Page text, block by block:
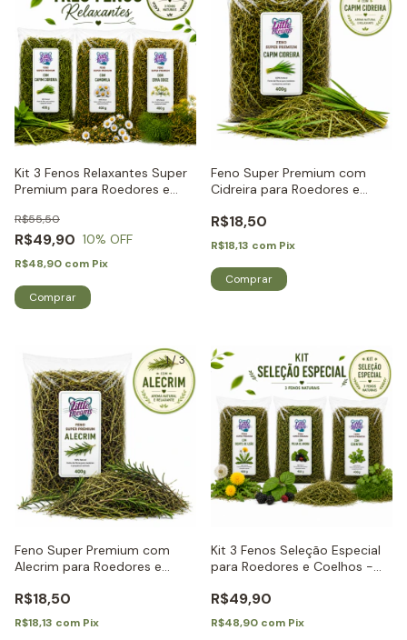
Kit 3 Fenos Relaxantes Super
Premium para Roedores e
R$49,90
R$55,50
10% OFF
R$48,90 com Pix
Feno Super Premium com
Cidreira para Roedores e
R$18,50
R$18,13 com Pix
1/3
Feno Super Premium com
Alecrim para Roedores e
R$18,50
R$18,13 com Pix
Kit 3 Fenos Seleção Especial
para Roedores e Coelhos -
R$49,90
R$48,90 com Pix